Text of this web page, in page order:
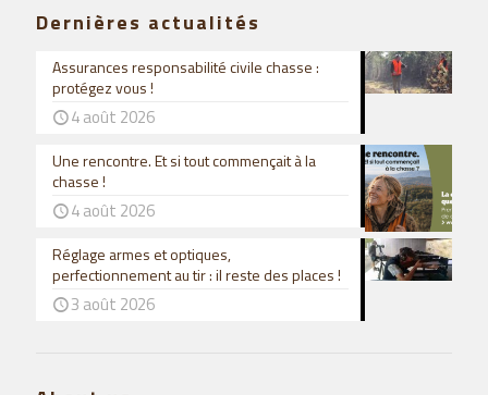
Dernières actualités
Assurances responsabilité civile chasse :
protégez vous !
4 août 2026
Une rencontre. Et si tout commençait à la
chasse !
4 août 2026
Réglage armes et optiques,
perfectionnement au tir : il reste des places !
3 août 2026